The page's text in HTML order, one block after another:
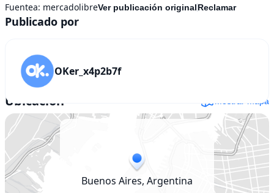
Fuentea: mercadolibreVer publicación originalReclamar
Publicado por
OKer_x4p2b7f
Ubicación Mostrar mapa
Buenos Aires, Argentina